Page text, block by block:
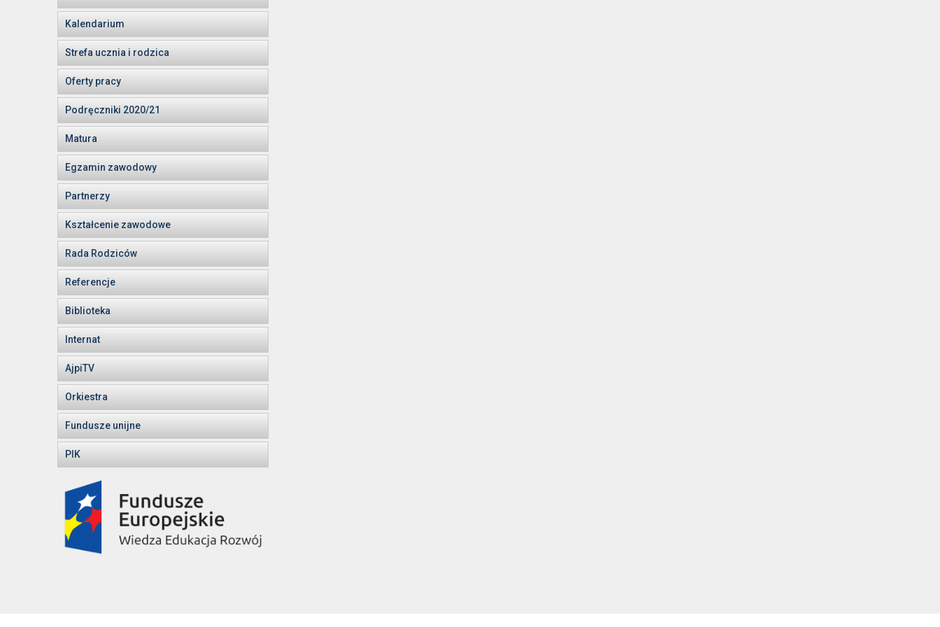
Kalendarium
Strefa ucznia i rodzica
Oferty pracy
Podręczniki 2020/21
Matura
Egzamin zawodowy
Partnerzy
Kształcenie zawodowe
Rada Rodziców
Referencje
Biblioteka
Internat
AjpiTV
Orkiestra
Fundusze unijne
PIK